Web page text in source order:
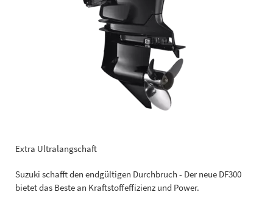
Extra Ultralangschaft
Suzuki schafft den endgültigen Durchbruch - Der neue DF300
bietet das Beste an Kraftstoffeffizienz und Power.